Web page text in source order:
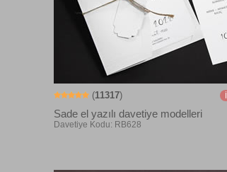
(11317)
Sade el yazılı davetiye modelleri